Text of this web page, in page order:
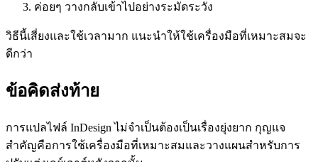
ค่อยๆ วางกลับเข้าไปอย่างระมัดระวัง
วิธีนี้เสี่ยงและใช้เวลามาก แนะนำให้ใช้เครื่องมือที่เหมาะสมจะ
ดีกว่า
ข้อคิดส่งท้าย
การแปลไฟล์ InDesign ไม่จำเป็นต้องเป็นเรื่องยุ่งยาก กุญแจ
สำคัญคือการใช้เครื่องมือที่เหมาะสมและวางแผนสำหรับการ